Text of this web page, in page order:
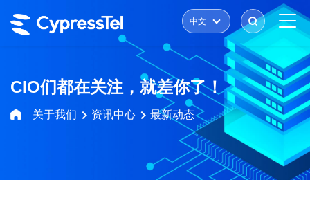
中文
CIO们都在关注，就差你了！
关于我们 资讯中心 最新动态